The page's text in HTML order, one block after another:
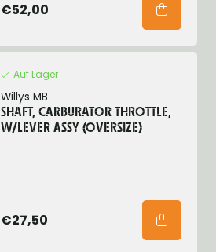
€52,00
Auf Lager
Willys MB
SHAFT, CARBURATOR THROTTLE,
W/LEVER ASSY (OVERSIZE)
€27,50